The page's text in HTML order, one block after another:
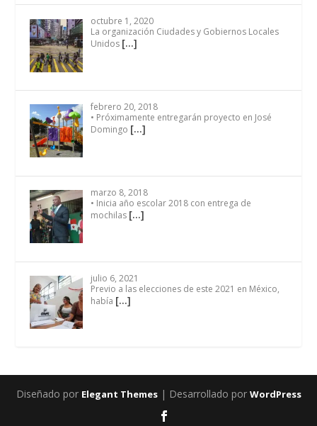
octubre 1, 2020
La organización Ciudades y Gobiernos Locales
Unidos […]
febrero 20, 2018
• Próximamente entregarán proyecto en José
Domingo […]
marzo 8, 2018
• Inicia año escolar 2018 con entrega de
mochilas […]
julio 6, 2021
Previo a las elecciones de este 2021 en México,
había […]
Diseñado por Elegant Themes| Desarrollado por WordPress